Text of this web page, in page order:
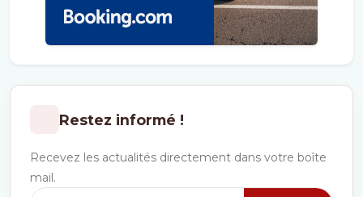
Restez informé !
Recevez les actualités directement dans votre boîte
mail.